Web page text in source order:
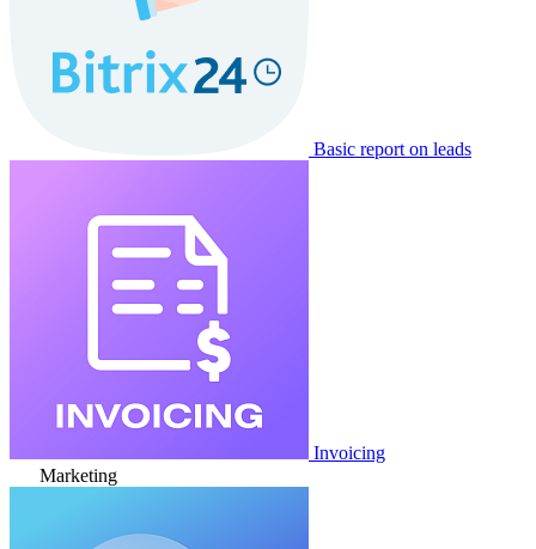
Basic report on leads
Invoicing
Marketing